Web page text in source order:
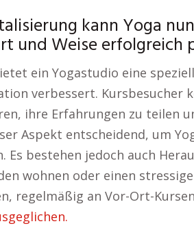
kann Yoga
und Weise
ein Yogastudio eine
verbessert. Kursbesucher
ihre Erfahrungen zu teilen
Aspekt entscheidend, um
Es bestehen jedoch auch
wohnen oder einen
regelmäßig an Vor-Ort-